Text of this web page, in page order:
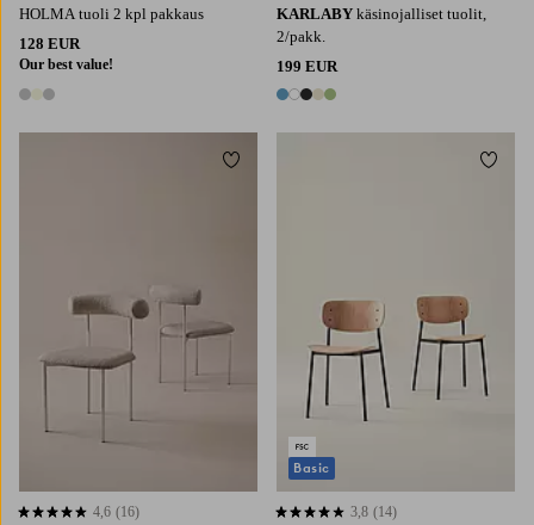
HOLMA tuoli 2 kpl pakkaus
128 EUR
Our best value!
3 värejä
KARLABY käsinojalliset tuolit,
2/pakk.
199 EUR
5 värejä
4,6 perustuen 16 arvosanaan
4,6 (16)
Lisää suosikkeihin
3,8 perustuen 14 arvosanaan
3,8 (14)
Basic
Lisää